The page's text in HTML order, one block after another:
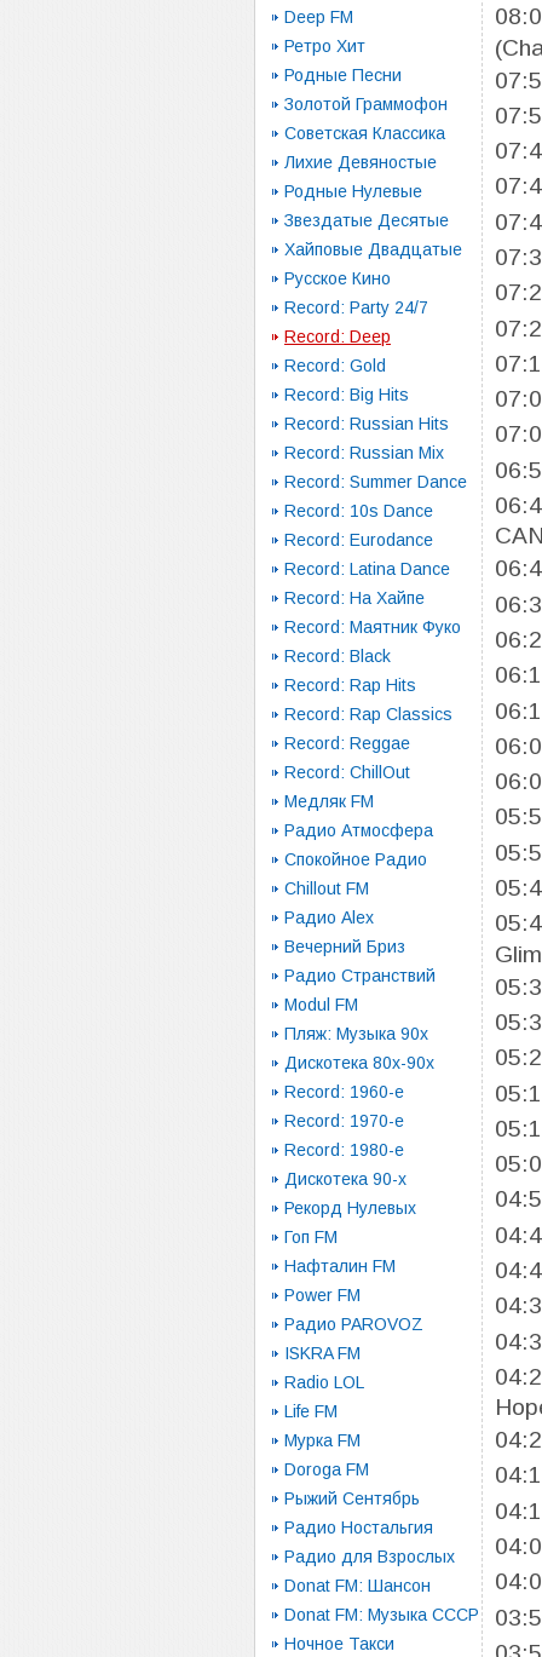
Deep FM
Ретро Хит
Родные Песни
Золотой Граммофон
Советская Классика
Лихие Девяностые
Родные Нулевые
Звездатые Десятые
Хайповые Двадцатые
Русское Кино
Record: Party 24/7
Record: Deep
Record: Gold
Record: Big Hits
Record: Russian Hits
Record: Russian Mix
Record: Summer Dance
Record: 10s Dance
Record: Eurodance
Record: Latina Dance
Record: На Хайпе
Record: Маятник Фуко
Record: Black
Record: Rap Hits
Record: Rap Classics
Record: Reggae
Record: ChillOut
Медляк FM
Радио Атмосфера
Спокойное Радио
Chillout FM
Радио Alex
Вечерний Бриз
Радио Странствий
Modul FM
Пляж: Музыка 90х
Дискотека 80х-90х
Record: 1960-e
Record: 1970-e
Record: 1980-e
Дискотека 90-х
Рекорд Нулевых
Гоп FM
Нафталин FM
Power FM
Радио PAROVOZ
ISKRA FM
Radio LOL
Life FM
Мурка FM
Doroga FM
Рыжий Сентябрь
Радио Ностальгия
Радио для Взрослых
Donat FM: Шансон
Donat FM: Музыка СССР
Ночное Такси